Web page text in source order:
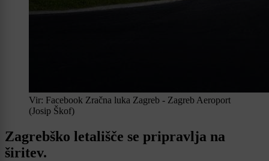
Vir: Facebook Zračna luka Zagreb - Zagreb Aeroport
(Josip Škof)
Zagrebško letališče se pripravlja na
širitev.